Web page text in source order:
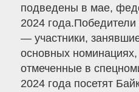
подведены в мае,
2024
— участники,
основных
отмеченные в
2024 года посетят